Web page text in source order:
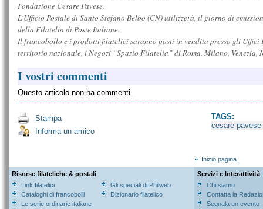
Fondazione Cesare Pavese.
L'Ufficio Postale di Santo Stefano Belbo (CN) utilizzerà, il giorno di
della Filatelia di Poste Italiane.
Il francobollo e i prodotti filatelici saranno posti in vendita presso gli
territorio nazionale, i Negozi “Spazio Filatelia” di Roma, Milano, Venezia,
I vostri commenti
Questo articolo non ha commenti.
Stampa
Informa un amico
TAGS:
cesare pavese
Inizio pagina
Risorse filateliche & postali
Link filatelici
Cataloghi di francobolli
Le serie ordinarie italiane
Gli speciali di Philweb
Dizionario filatelico
Servizi e Interattività
Chi siamo
Contatta la
Segnala un evento